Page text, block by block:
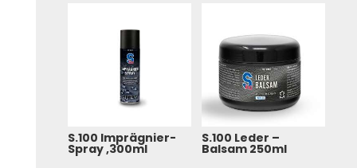
S.100 Imprägnier-
Spray ,300ml
S.100 Leder –
Balsam 250ml